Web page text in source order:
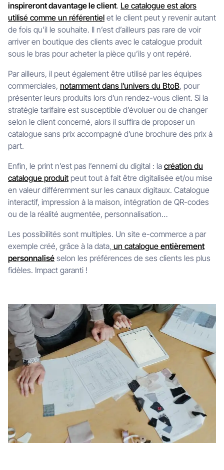
inspireront davantage le client. Le catalogue est alors
utilisé comme un référentiel et le client peut y revenir autant
de fois qu'il le souhaite. Il n’est d’ailleurs pas rare de voir
arriver en boutique des clients avec le catalogue produit
sous le bras pour acheter la pièce qu’ils y ont repéré.
Par ailleurs, il peut également être utilisé par les équipes
commerciales, notamment dans l’univers du BtoB, pour
présenter leurs produits lors d’un rendez-vous client. Si la
stratégie tarifaire est susceptible d’évoluer ou de changer
selon le client concerné, alors il suffira de proposer un
catalogue sans prix accompagné d’une brochure des prix à
part.
Enfin, le print n’est pas l’ennemi du digital : la création du
catalogue produit peut tout à fait être digitalisée et/ou mise
en valeur différemment sur les canaux digitaux. Catalogue
interactif, impression à la maison, intégration de QR-codes
ou de la réalité augmentée, personnalisation…
Les possibilités sont multiples. Un site e-commerce a par
exemple créé, grâce à la data, un catalogue entièrement
personnalisé selon les préférences de ses clients les plus
fidèles. Impact garanti !